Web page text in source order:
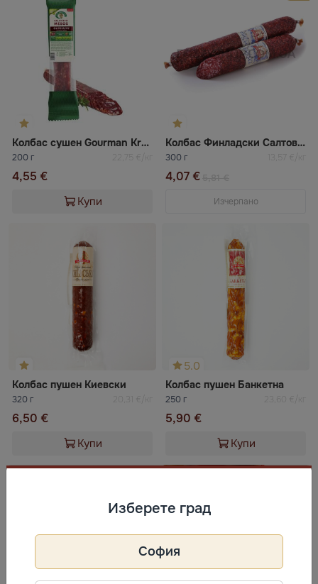
Колбас сушен Gourman Krekenavos
200 г 22,75 €/кг
4,55 €
Купи
Колбас Финладски Салтовски
300 г 13,57 €/кг
4,07 €
Изчерпано
Колбас пушен Киевски
320 г 20,31 €/кг
6,50 €
Купи
5.0
Колбас пушен Банкетна
250 г 23,60 €/кг
5,90 €
Купи
Изберете град
София